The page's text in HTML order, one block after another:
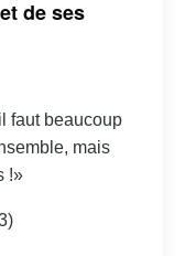
de ses
faut beaucoup
mais
!»